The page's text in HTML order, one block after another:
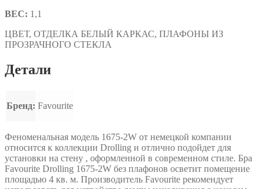
ВЕС: 1,1
ЦВЕТ, ОТДЕЛКА БЕЛЫЙ КАРКАС, ПЛАФОНЫ ИЗ
ПРОЗРАЧНОГО СТЕКЛА
Детали
Бренд: Favourite
Феноменальная модель 1675-2W от немецкой компании
относится к коллекции Drolling и отлично подойдет для
установки на стену , оформленной в современном стиле. Бра
Favourite Drolling 1675-2W без плафонов осветит помещение
площадью 4 кв. м. Производитель Favourite рекомендует